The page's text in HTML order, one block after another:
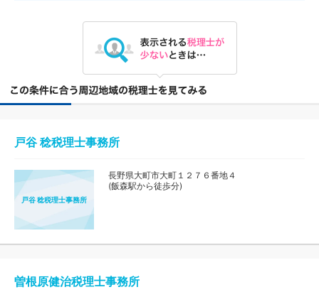
戸谷 稔税理士事務所
戸谷 稔税理士事務所
長野県大町市大町１２７６番地４
(飯森駅から徒歩分)
曽根原健治税理士事務所